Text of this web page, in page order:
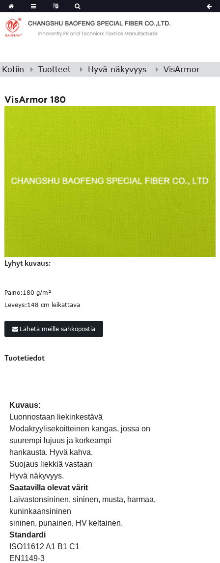
Kotiin Tuotteet Hyvä näkyvyys VisArmor
VisArmor 180
Lyhyt kuvaus:
Paino:180 g/m²
Leveys:148 cm leikattava
Lähetä meille sähköpostia
Tuotetiedot
Kuvaus:
Luonnostaan ​​liekinkestävä
Modakryylisekoitteinen kangas, jossa on
suurempi lujuus ja korkeampi
hankausta. Hyvä kahva.
Suojaus liekkiä vastaan
Hyvä näkyvyys.
Saatavilla olevat värit
Laivastonsininen, sininen, musta, harmaa,
kuninkaansininen
sininen, punainen, HV keltainen.
Standardi
ISO11612 A1 B1 C1
EN1149-3